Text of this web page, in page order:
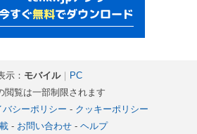
示： モバイル｜ PC
閲覧は一部制限されます
バシーポリシー - クッキーポリシー
- お問い合わせ- ヘルプ